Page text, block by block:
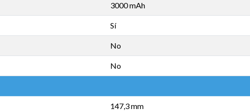
3000 mAh
Sí
No
No
147,3 mm